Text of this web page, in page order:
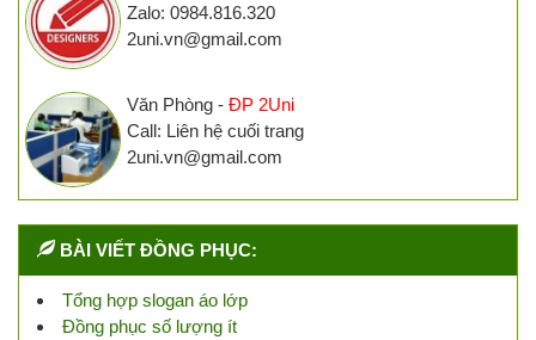
Zalo: 0984.816.320
2uni.vn@gmail.com
Văn Phòng - ĐP 2Uni
Call: Liên hệ cuối trang
2uni.vn@gmail.com
BÀI VIẾT ĐỒNG PHỤC:
Tổng hợp slogan áo lớp
Đồng phục số lượng ít